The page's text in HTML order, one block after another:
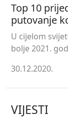
Top 10
putovanje
U cijelom
bolje 2021.
30.12.2020.
VIJESTI